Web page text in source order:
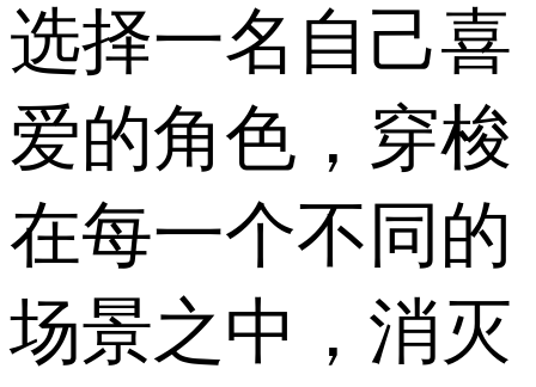
选择一名自己喜
爱的角色，穿梭
在每一个不同的
场景之中，消灭